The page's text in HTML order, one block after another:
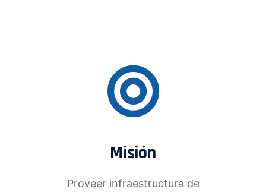
Misión
Proveer infraestructura de